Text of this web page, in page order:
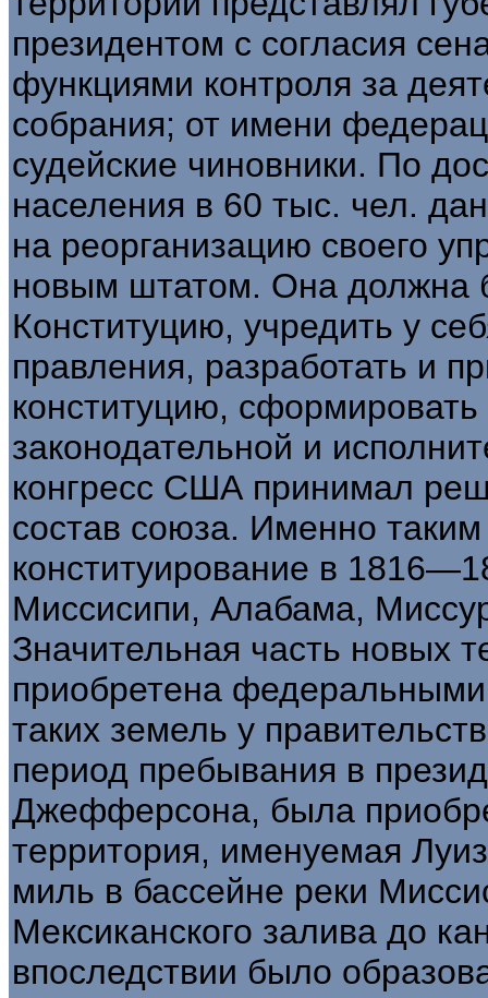
президентом с согласия
функциями контроля за
собрания; от имени
судейские чиновники. По
населения в 60 тыс. чел.
на реорганизацию своего
новым штатом. Она должна
Конституцию, учредить у
правления, разработать и
конституцию,
законодательной и
конгресс США принимал
состав союза. Именно
конституирование в
Миссисипи, Алабама,
Значительная часть новых
приобретена федеральными
таких земель у
период пребывания в
Джефферсона, была
территория, именуемая
миль в бассейне реки
Мексиканского залива до
впоследствии было